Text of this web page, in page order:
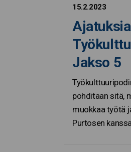
15.2.2023
Ajatuksia
Jakso 5
pohditaan sitä,
muokkaa työtä
Purtosen